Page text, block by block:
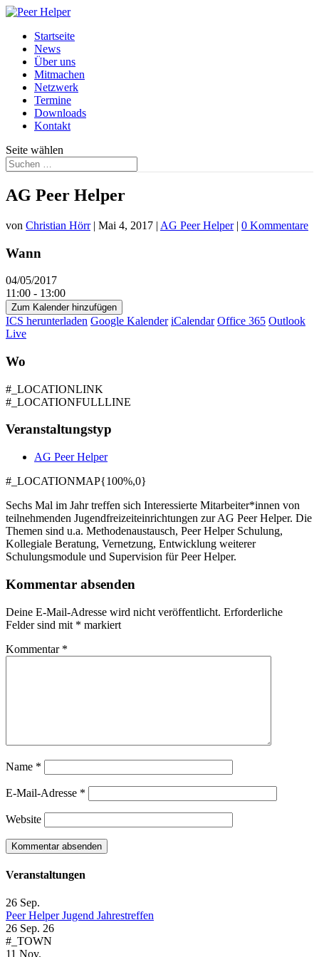
Startseite
News
Über uns
Mitmachen
Netzwerk
Termine
Downloads
Kontakt
Seite wählen
AG Peer Helper
von Christian Hörr| Mai 4, 2017 | AG Peer Helper| 0 Kommentare
Wann
04/05/2017
11:00 - 13:00
Zum Kalender hinzufügen
ICS herunterladen Google Kalender iCalendar Office 365 Outlook
Live
Wo
#_LOCATIONLINK
#_LOCATIONFULLLINE
Veranstaltungstyp
AG Peer Helper
#_LOCATIONMAP{100%,0}
Sechs Mal im Jahr treffen sich Interessierte Mitarbeiter*innen von
teilnehmenden Jugendfreizeiteinrichtungen zur AG Peer Helper. Die
Themen sind u.a. Methodenaustausch, Peer Helper Schulung,
Kollegiale Beratung, Vernetzung, Entwicklung weiterer
Schulungsmodule und Supervision für Peer Helper.
Kommentar absenden
Deine E-Mail-Adresse wird nicht veröffentlicht. Erforderliche
Felder sind mit * markiert
Kommentar *
Name *
E-Mail-Adresse *
Website
Veranstaltungen
26 Sep.
Peer Helper Jugend Jahrestreffen
26 Sep. 26
#_TOWN
11 Nov.